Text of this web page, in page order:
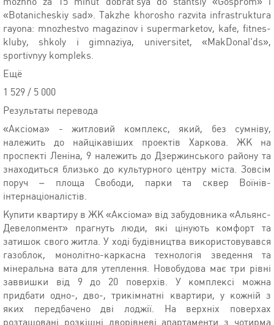
«Botanicheskiy sad». Takzhe khorosho razvita infrastruktura
rayona: mnozhestvo magazinov i supermarketov, kafe, fitnes-
kluby, shkoly i gimnaziya, universitet, «MakDonal'ds»,
sportivnyy kompleks.
Ещё
1 529 / 5 000
Результаты перевода
«Аксіома» - житловий комплекс, який, без сумніву,
належить до найцікавіших проектів Харкова. ЖК на
проспекті Леніна, 9 належить до Дзержинського району та
знаходиться близько до культурного центру міста. Зовсім
поруч – площа Свободи, парки та сквер Воїнів-
інтернаціоналістів.
Купити квартиру в ЖК «Аксіома» від забудовника «Альянс-
Девелопмент» прагнуть люди, які цінують комфорт та
затишок свого житла. У ході будівництва використовувався
газоблок, монолітно-каркасна технологія зведення та
мінеральна вата для утеплення. Новобудова має три рівні
заввишки від 9 до 20 поверхів. У комплексі можна
придбати одно-, дво-, трикімнатні квартири, у кожній з
яких передбачено дві лоджії. На верхніх поверхах
розташовані розкішні дворівневі апартаменти з чотирма